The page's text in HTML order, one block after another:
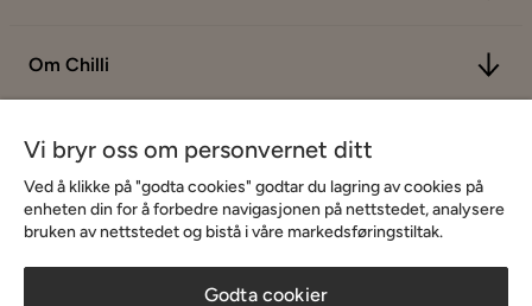
Om Chilli
Vi bryr oss om personvernet ditt
Ved å klikke på "godta cookies" godtar du lagring av cookies på
enheten din for å forbedre navigasjonen på nettstedet, analysere
bruken av nettstedet og bistå i våre markedsføringstiltak.
Godta cookier